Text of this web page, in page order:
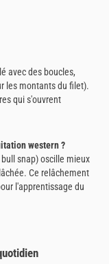
avec des boucles,
les montants du filet).
qui s'ouvrent
western ?
snap) oscille mieux
Ce relâchement
l'apprentissage du